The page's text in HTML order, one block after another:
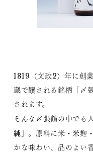
1819（文政2）年に創
蔵で醸される銘柄「〆
されます。
そんな〆張鶴の中でも
純 」。原料に米・米麹
かな味わい、品のよい